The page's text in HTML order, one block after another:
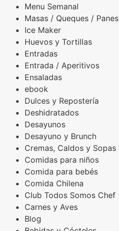
Menu Semanal
Masas / Queques / Panes
Ice Maker
Huevos y Tortillas
Entradas
Entrada / Aperitivos
Ensaladas
ebook
Dulces y Repostería
Deshidratados
Desayunos
Desayuno y Brunch
Cremas, Caldos y Sopas
Comidas para niños
Comida para bebés
Comida Chilena
Club Todos Somos Chef
Carnes y Aves
Blog